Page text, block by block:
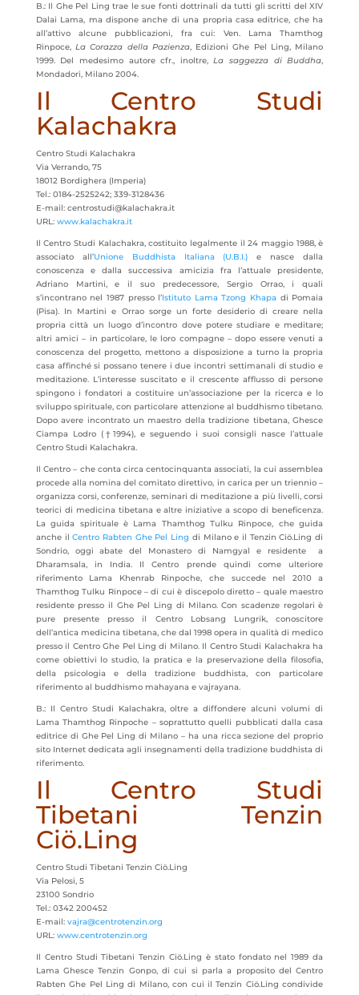
B.: Il Ghe Pel Ling trae le sue fonti dottrinali da tutti gli scritti del XIV
Dalai Lama, ma dispone anche di una propria casa editrice, che ha
all’attivo alcune pubblicazioni, fra cui: Ven. Lama Thamthog
Rinpoce,La Corazza della Pazienza, Edizioni Ghe Pel Ling, Milano
1999. Del medesimo autore cfr., inoltre,La saggezza di Buddha,
Mondadori, Milano 2004.
Il Centro Studi
Kalachakra
Centro Studi Kalachakra
Via Verrando, 75
18012 Bordighera (Imperia)
Tel.: 0184-2525242; 339-3128436
E-mail: centrostudi@kalachakra.it
URL: www.kalachakra.it
Il Centro Studi Kalachakra, costituito legalmente il 24 maggio 1988, è
associato all’Unione Buddhista Italiana (U.B.I.) e nasce dalla
conoscenza e dalla successiva amicizia fra l’attuale presidente,
Adriano Martini, e il suo predecessore, Sergio Orrao, i quali
s’incontrano nel 1987 presso l’Istituto Lama Tzong Khapa di Pomaia
(Pisa). In Martini e Orrao sorge un forte desiderio di creare nella
propria città un luogo d’incontro dove potere studiare e meditare;
altri amici – in particolare, le loro compagne – dopo essere venuti a
conoscenza del progetto, mettono a disposizione a turno la propria
casa affinché si possano tenere i due incontri settimanali di studio e
meditazione. L’interesse suscitato e il crescente afflusso di persone
spingono i fondatori a costituire un’associazione per la ricerca e lo
sviluppo spirituale, con particolare attenzione al buddhismo tibetano.
Dopo avere incontrato un maestro della tradizione tibetana, Ghesce
Ciampa Lodro (†1994), e seguendo i suoi consigli nasce l’attuale
Centro Studi Kalachakra.
Il Centro – che conta circa centocinquanta associati, la cui assemblea
procede alla nomina del comitato direttivo, in carica per un triennio –
organizza corsi, conferenze, seminari di meditazione a più livelli, corsi
teorici di medicina tibetana e altre iniziative a scopo di beneficenza.
La guida spirituale è Lama Thamthog Tulku Rinpoce, che guida
anche il Centro Rabten Ghe Pel Ling di Milano e il Tenzin Ciö.Ling di
Sondrio, oggi abate del Monastero di Namgyal e residente a
Dharamsala, in India. Il Centro prende quindi come ulteriore
riferimento Lama Khenrab Rinpoche, che succede nel 2010 a
Thamthog Tulku Rinpoce – di cui è discepolo diretto – quale maestro
residente presso il Ghe Pel Ling di Milano. Con scadenze regolari è
pure presente presso il Centro Lobsang Lungrik, conoscitore
dell’antica medicina tibetana, che dal 1998 opera in qualità di medico
presso il Centro Ghe Pel Ling di Milano.Il Centro Studi Kalachakra ha
come obiettivi lo studio, la pratica e la preservazione della filosofia,
della psicologia e della tradizione buddhista, con particolare
riferimento al buddhismo mahayana e vajrayana.
B.: Il Centro Studi Kalachakra, oltre a diffondere alcuni volumi di
Lama Thamthog Rinpoche – soprattutto quelli pubblicati dalla casa
editrice di Ghe Pel Ling di Milano – ha una ricca sezione del proprio
sito Internet dedicata agli insegnamenti della tradizione buddhista di
riferimento.
Il Centro Studi
Tibetani Tenzin
Ciö.Ling
Centro Studi Tibetani Tenzin Ciö.Ling
Via Pelosi, 5
23100 Sondrio
Tel.: 0342 200452
E-mail: vajra@centrotenzin.org
URL: www.centrotenzin.org
Il Centro Studi Tibetani Tenzin Ciö.Ling è stato fondato nel 1989 da
Lama Ghesce Tenzin Gonpo, di cui si parla a proposito del Centro
Rabten Ghe Pel Ling di Milano, con cui il Tenzin Ciö.Ling condivide